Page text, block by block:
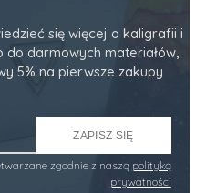
się więcej o kaligrafii i
darmowych materiałów,
5% na pierwsze zakupy
ZAPISZ SIĘ
zgodnie z naszą polityką
prywatności